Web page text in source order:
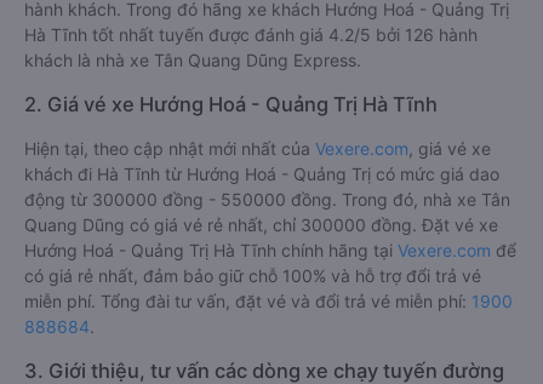
hành khách. Trong đó hãng xe khách Hướng Hoá - Quảng Trị
Hà Tĩnh tốt nhất tuyến được đánh giá 4.2/5 bởi 126 hành
khách là nhà xe Tân Quang Dũng Express.
2. Giá vé xe Hướng Hoá - Quảng Trị Hà Tĩnh
Hiện tại, theo cập nhật mới nhất của Vexere.com , giá vé xe
khách đi Hà Tĩnh từ Hướng Hoá - Quảng Trị có mức giá dao
động từ 300000 đồng - 550000 đồng. Trong đó, nhà xe Tân
Quang Dũng có giá vé rẻ nhất, chỉ 300000 đồng. Đặt vé xe
Hướng Hoá - Quảng Trị Hà Tĩnh chính hãng tại Vexere.com để
có giá rẻ nhất, đảm bảo giữ chỗ 100% và hỗ trợ đổi trả vé
miễn phí. Tổng đài tư vấn, đặt vé và đổi trả vé miễn phí: 1900
888684.
3. Giới thiệu, tư vấn các dòng xe chạy tuyến đường